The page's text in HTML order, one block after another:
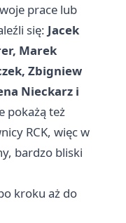
prace lub
się: Jacek
Marek
Zbigniew
Nieckarz i
pokażą też
RCK, więc w
bardzo bliski
kroku aż do